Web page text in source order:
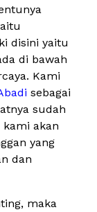
disini yaitu
di bawah
Kami
sebagai
sudah
akan
yang
dan
maka